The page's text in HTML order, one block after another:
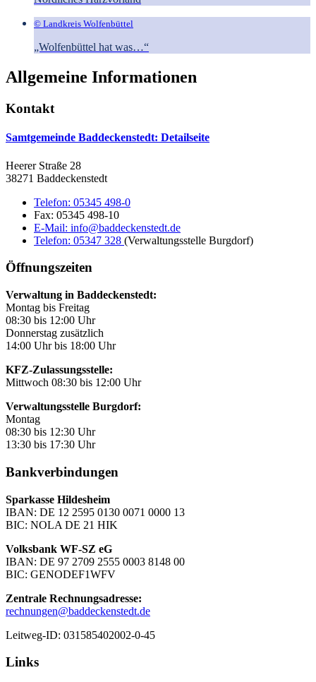
© Landkreis Wolfenbüttel
„Wolfenbüttel hat was…“
Allgemeine Informationen
Kontakt
Samtgemeinde Baddeckenstedt: Detailseite
Heerer Straße 28
38271 Baddeckenstedt
Telefon: 05345 498-0
Fax: 05345 498-10
E-Mail: info@baddeckenstedt.de
Telefon: 05347 328 (Verwaltungsstelle Burgdorf)
Öffnungszeiten
Verwaltung in Baddeckenstedt:
Montag bis Freitag
08:30 bis 12:00 Uhr
Donnerstag zusätzlich
14:00 Uhr bis 18:00 Uhr
KFZ-Zulassungsstelle:
Mittwoch 08:30 bis 12:00 Uhr
Verwaltungsstelle Burgdorf:
Montag
08:30 bis 12:30 Uhr
13:30 bis 17:30 Uhr
Bankverbindungen
Sparkasse Hildesheim
IBAN: DE 12 2595 0130 0071 0000 13
BIC: NOLA DE 21 HIK
Volksbank WF-SZ eG
IBAN: DE 97 2709 2555 0003 8148 00
BIC: GENODEF1WFV
Zentrale Rechnungsadresse:
rechnungen@baddeckenstedt.de
Leitweg-ID: 031585402002-0-45
Links